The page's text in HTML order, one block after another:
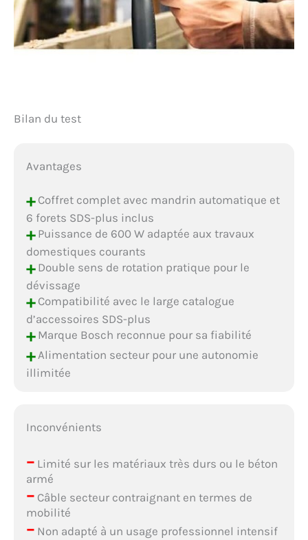
Bilan du test
Avantages
+Coffret complet avec mandrin automatique et
6 forets SDS-plus inclus
+Puissance de 600 W adaptée aux travaux
domestiques courants
+Double sens de rotation pratique pour le
dévissage
+Compatibilité avec le large catalogue
d’accessoires SDS-plus
+Marque Bosch reconnue pour sa fiabilité
+Alimentation secteur pour une autonomie
illimitée
Inconvénients
–Limité sur les matériaux très durs ou le béton
armé
–Câble secteur contraignant en termes de
mobilité
–Non adapté à un usage professionnel intensif